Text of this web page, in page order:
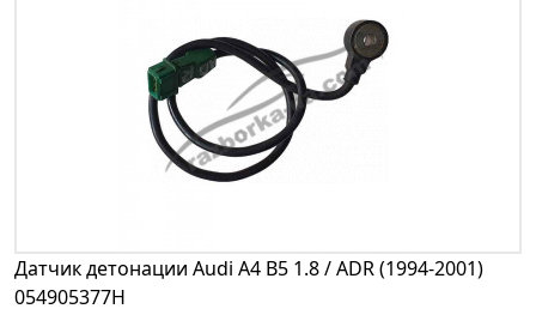
Датчик детонации Audi A4 B5 1.8 / ADR (1994-2001)
054905377H